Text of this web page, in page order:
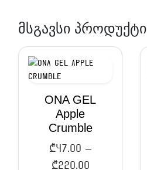
მსგავსი პროდუქტი
ONA GEL
Apple
Crumble
₾ 47.00 –
₾ 220.00 Price